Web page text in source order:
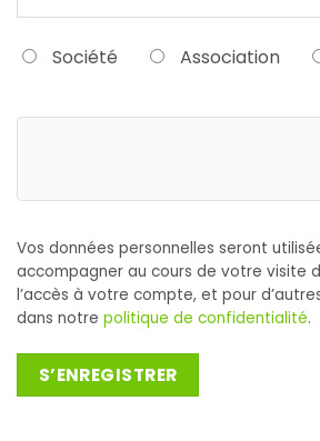
Société Association
Vos données personnelles seront
accompagner au cours de votre visite
l’accès à votre compte, et pour
dans notre politique de confidentialité.
S’ENREGISTRER